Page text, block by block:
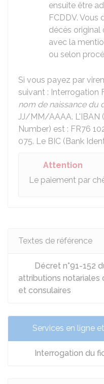
ensuite être
FCDDV. Vous
décès
avec la
ou selon
Si vous payez par
suivant : Interrogation
nom de naissance du
JJ/MM/AAAA. L'IBAN
Number) est : FR76
075. Le BIC (Bank
Attention
Le paiement par
Textes de référence
Décret n°91-152
attributions notariales
et consulaires
Services en ligne
Interrogation du